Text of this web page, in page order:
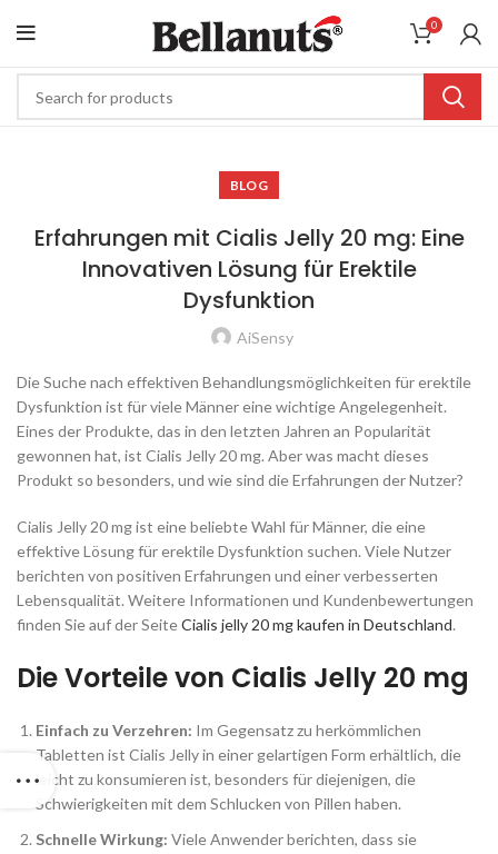
0
BLOG
Erfahrungen mit Cialis Jelly 20 mg: Eine
Innovativen Lösung für Erektile
Dysfunktion
AiSensy
Die Suche nach effektiven Behandlungsmöglichkeiten für erektile
Dysfunktion ist für viele Männer eine wichtige Angelegenheit.
Eines der Produkte, das in den letzten Jahren an Popularität
gewonnen hat, ist Cialis Jelly 20 mg. Aber was macht dieses
Produkt so besonders, und wie sind die Erfahrungen der Nutzer?
Cialis Jelly 20 mg ist eine beliebte Wahl für Männer, die eine
effektive Lösung für erektile Dysfunktion suchen. Viele Nutzer
berichten von positiven Erfahrungen und einer verbesserten
Lebensqualität. Weitere Informationen und Kundenbewertungen
finden Sie auf der SeiteCialis jelly 20 mg kaufen in Deutschland.
Die Vorteile von Cialis Jelly 20 mg
Einfach zu Verzehren: Im Gegensatz zu herkömmlichen
Tabletten ist Cialis Jelly in einer gelartigen Form erhältlich, die
leicht zu konsumieren ist, besonders für diejenigen, die
Schwierigkeiten mit dem Schlucken von Pillen haben.
Schnelle Wirkung: Viele Anwender berichten, dass sie